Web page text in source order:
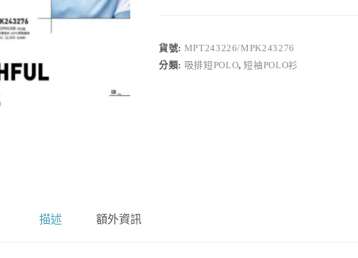
貨號: MPT243226/MPK243276
分類: 吸排短POLO,短袖POLO衫
描述 額外資訊